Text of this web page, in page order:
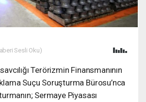
Sesli Oku)
Terörizmin Finansmanının
Suçu Soruşturma Bürosu’nca
Sermaye Piyasası